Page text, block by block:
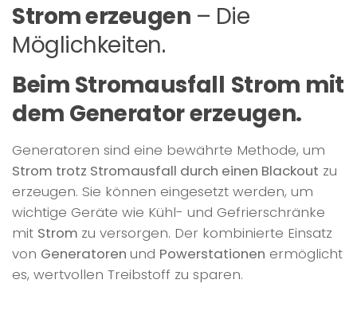
Strom erzeugen – Die
Möglichkeiten.
Beim Stromausfall Strom mit
dem Generator erzeugen.
Generatoren sind eine bewährte Methode, um
Strom trotz Stromausfall durch einen Blackout zu
erzeugen. Sie können eingesetzt werden, um
wichtige Geräte wie Kühl- und Gefrierschränke
mit Strom zu versorgen. Der kombinierte Einsatz
von Generatoren und Powerstationen ermöglicht
es, wertvollen Treibstoff zu sparen.